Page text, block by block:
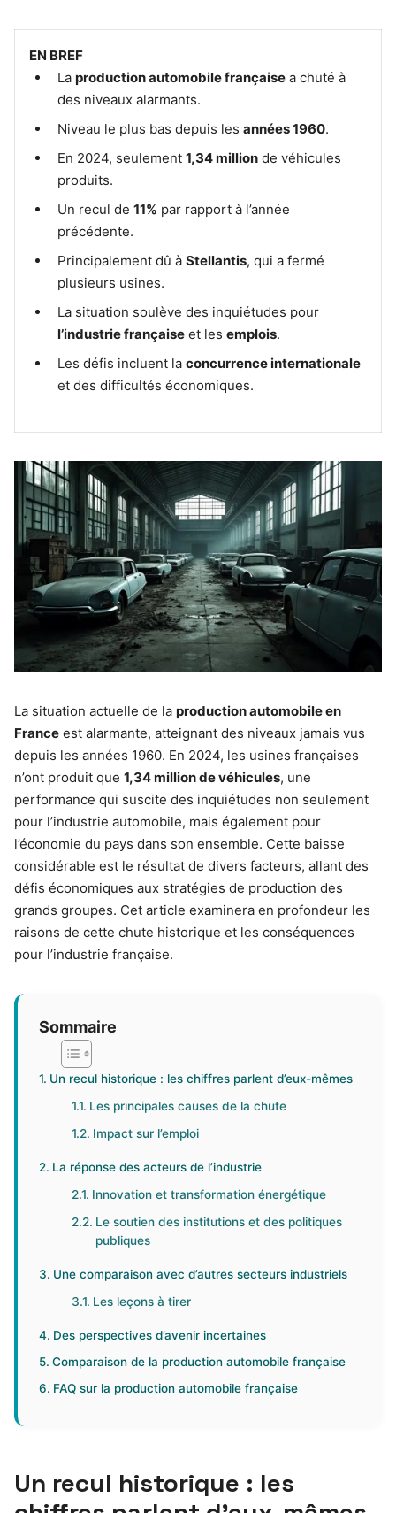
EN BREF
La production automobile française a chuté à
des niveaux alarmants.
Niveau le plus bas depuis les années 1960.
En 2024, seulement 1,34 million de véhicules
produits.
Un recul de 11% par rapport à l’année
précédente.
Principalement dû à Stellantis, qui a fermé
plusieurs usines.
La situation soulève des inquiétudes pour
l’industrie française et les emplois.
Les défis incluent la concurrence internationale
et des difficultés économiques.
La situation actuelle de la production automobile en
France est alarmante, atteignant des niveaux jamais vus
depuis les années 1960. En 2024, les usines françaises
n’ont produit que 1,34 million de véhicules, une
performance qui suscite des inquiétudes non seulement
pour l’industrie automobile, mais également pour
l’économie du pays dans son ensemble. Cette baisse
considérable est le résultat de divers facteurs, allant des
défis économiques aux stratégies de production des
grands groupes. Cet article examinera en profondeur les
raisons de cette chute historique et les conséquences
pour l’industrie française.
Sommaire
Un recul historique : les chiffres parlent d’eux-mêmes
Les principales causes de la chute
Impact sur l’emploi
La réponse des acteurs de l’industrie
Innovation et transformation énergétique
Le soutien des institutions et des politiques
publiques
Une comparaison avec d’autres secteurs industriels
Les leçons à tirer
Des perspectives d’avenir incertaines
Comparaison de la production automobile française
FAQ sur la production automobile française
Un recul historique : les